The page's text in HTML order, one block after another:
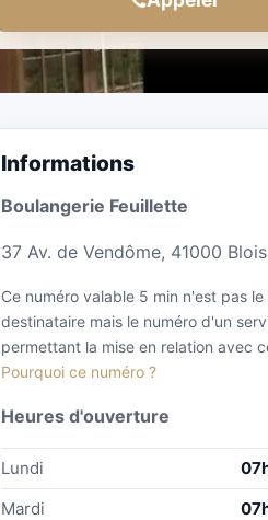
Informations
Boulangerie Feuillette
37 Av. de Vendôme, 41000
Ce numéro valable 5 min n'est pas le
destinataire mais le numéro d'un
permettant la mise en relation avec
Pourquoi ce numéro ?
Heures d'ouverture
Lundi
Mardi